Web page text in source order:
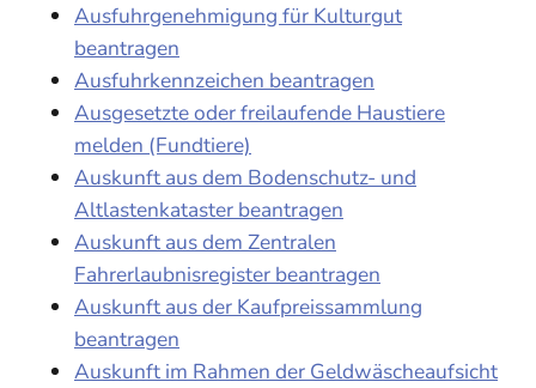
Ausfuhrgenehmigung für Kulturgut
beantragen
Ausfuhrkennzeichen beantragen
Ausgesetzte oder freilaufende Haustiere
melden (Fundtiere)
Auskunft aus dem Bodenschutz- und
Altlastenkataster beantragen
Auskunft aus dem Zentralen
Fahrerlaubnisregister beantragen
Auskunft aus der Kaufpreissammlung
beantragen
Auskunft im Rahmen der Geldwäscheaufsicht